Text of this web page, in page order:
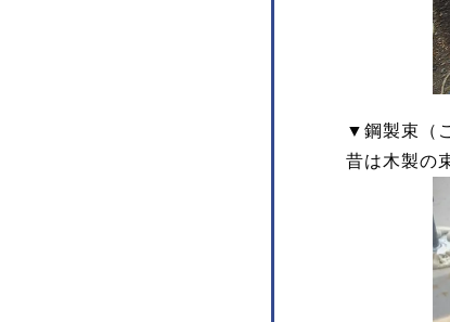
▼鋼製束（
昔は木製の